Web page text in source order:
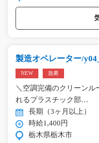
製造オペレーター/
NEW 急募
＼空調完備のクリーンル
れるプラスチック部…
長期（3ヶ月以上）
時給1,400円
栃木県栃木市